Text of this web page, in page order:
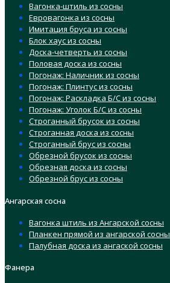
Вагонка-штиль из сосны
Евровагонка из сосны
Имитация бруса из сосны
Блок хаус из сосны
Доска-четверть из сосны
Половая доска из сосны
Погонаж: Наличник из сосны
Погонаж: Плинтус из сосны
Погонаж: Раскладка Б/С из сосны
Погонаж: Уголок Б/С из сосны
Строганный брусок из сосны
Строганная доска из сосны
Строганный брус из сосны
Обрезной брусок из сосны
Обрезная доска из сосны
Обрезной брус из сосны
Ангарская сосна
Вагонка штиль из Ангарской сосны
Планкен прямой из ангарской сосны
Палубная доска из ангаской сосны
Фанера